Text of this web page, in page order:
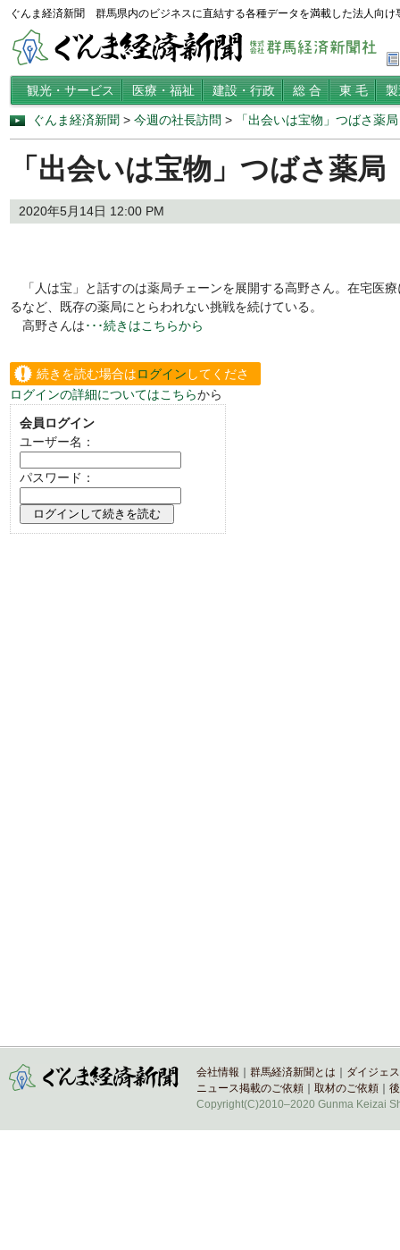
ぐんま経済新聞 群馬県内のビジネスに直結する各種データを満載した法人向け
観光・サービス 医療・福祉 建設・行政 総 合 東 毛
ぐんま経済新聞 > 今週の社長訪問 > 「出会いは宝物」つばさ薬
「出会いは宝物」つばさ薬
2020年5月14日 12:00 PM
「人は宝」と話すのは薬局チェーンを展開する高野さん。在宅医
るなど、既存の薬局にとらわれない挑戦を続けている。
高野さんは･･･続きはこちらから
続きを読む場合はログイン してくださ
い。
ログインの詳細についてはこちらから
会員ログイン
ユーザー名：
パスワード：
会社情報 群馬経済新聞とは
ダイジェ
ニュース掲載のご依頼
取材のご依頼
Copyright(C)2010–2020 Gunma Keizai